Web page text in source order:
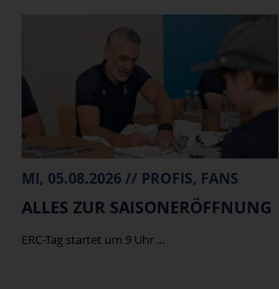
MI, 05.08.2026 // PROFIS, FANS
ALLES ZUR SAISONERÖFFNUNG
ERC-Tag startet um 9 Uhr ...